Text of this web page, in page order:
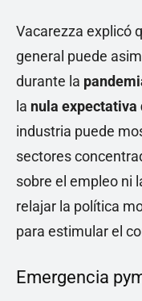
Vacarezza explicó
general puede
durante la
la nula expectativa
industria puede
sectores
sobre el empleo ni
relajar la política
para estimular el
Emergencia